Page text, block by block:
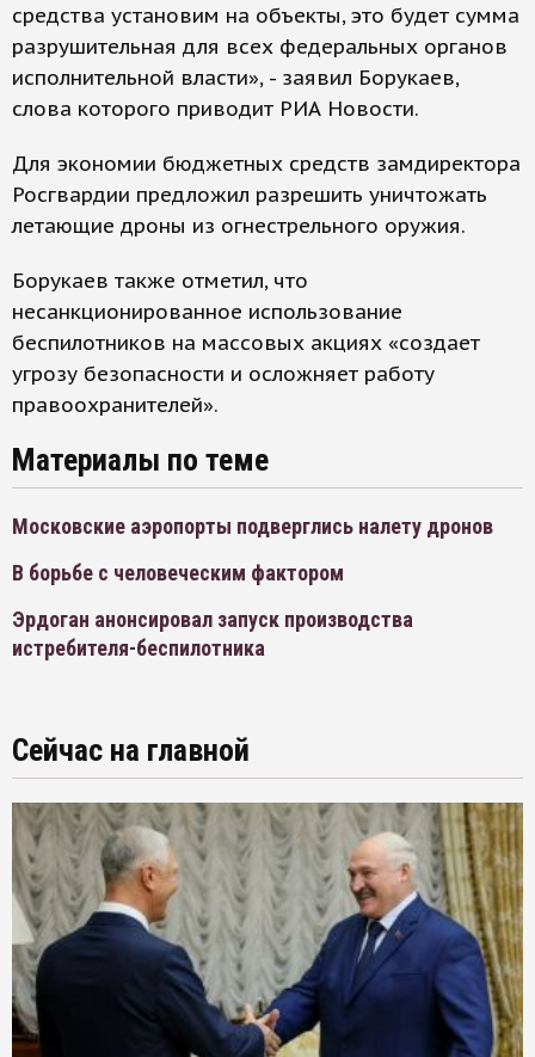
средства установим на объекты, это будет сумма
разрушительная для всех федеральных органов
исполнительной власти», - заявил Борукаев,
слова которого приводит РИА Новости.
Для экономии бюджетных средств замдиректора
Росгвардии предложил разрешить уничтожать
летающие дроны из огнестрельного оружия.
Борукаев также отметил, что
несанкционированное использование
беспилотников на массовых акциях «создает
угрозу безопасности и осложняет работу
правоохранителей».
Материалы по теме
Московские аэропорты подверглись налету дронов
В борьбе с человеческим фактором
Эрдоган анонсировал запуск производства
истребителя-беспилотника
Сейчас на главной